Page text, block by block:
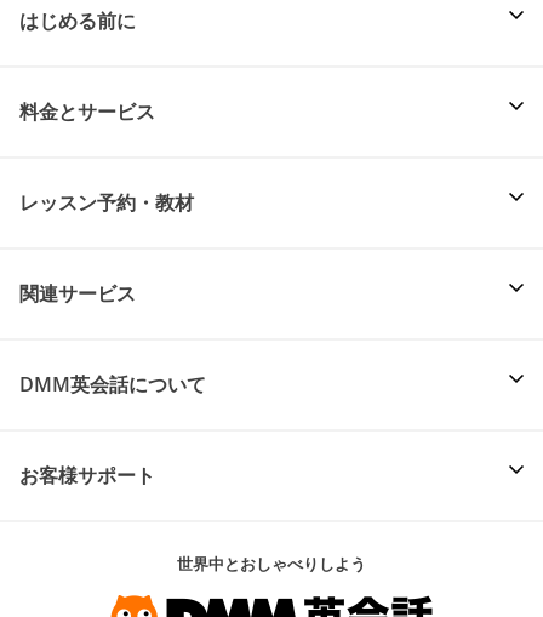
はじめる前に
料金とサービス
レッスン予約・教材
関連サービス
DMM英会話について
お客様サポート
世界中とおしゃべりしよう